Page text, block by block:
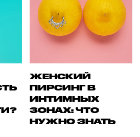
ЖЕНСКИЙ
ПИРСИНГ В
ИНТИМНЫХ
ЗОНАХ: ЧТО
НУЖНО ЗНАТЬ